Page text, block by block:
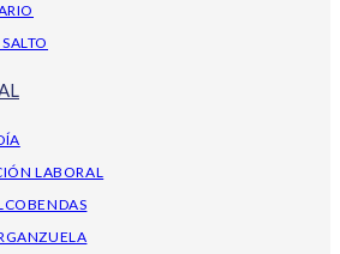
LABORAL